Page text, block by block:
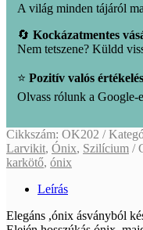
A világ minden tájáról
🔄 Kockázatmentes
Nem tetszene? Küldd
⭐ Pozitív valós
Olvass rólunk a Google-
Cikkszám: OK202
Larvikit, Ónix, Szilícium
karkötő, ónix
Leírás
Elegáns ,ónix ásványból